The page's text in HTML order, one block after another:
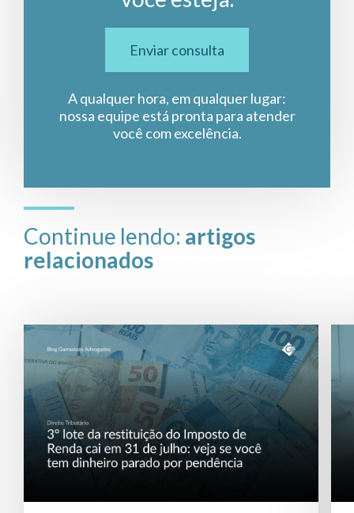
Enviar consulta
A qualquer hora, em qualquer lugar:
nossa equipe está pronta para atender
você com excelência.
Continue lendo: artigos
relacionados